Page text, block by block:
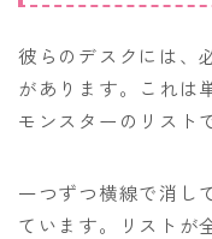
彼らのデスクには、
があります。これは
モンスターのリスト
一つずつ横線で消し
ています。リストが